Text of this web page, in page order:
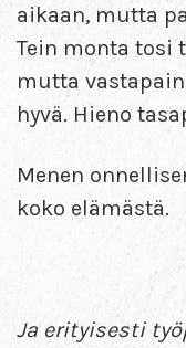
aikaan, mutta
Tein monta tosi
mutta
hyvä. Hieno
Menen
koko elämästä.
Ja erityisesti